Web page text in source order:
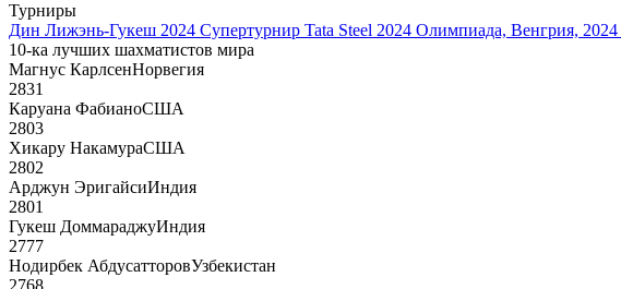
Турниры
Дин Лижэнь-Гукеш 2024 Супертурнир Tata Steel 2024 Олимпиада, Венгрия, 2024
10-ка лучших шахматистов мира
Магнус КарлсенНорвегия
2831
Каруана ФабианоСША
2803
Хикару НакамураСША
2802
Арджун ЭригайсиИндия
2801
Гукеш ДоммараджуИндия
2777
Нодирбек АбдусатторовУзбекистан
2768